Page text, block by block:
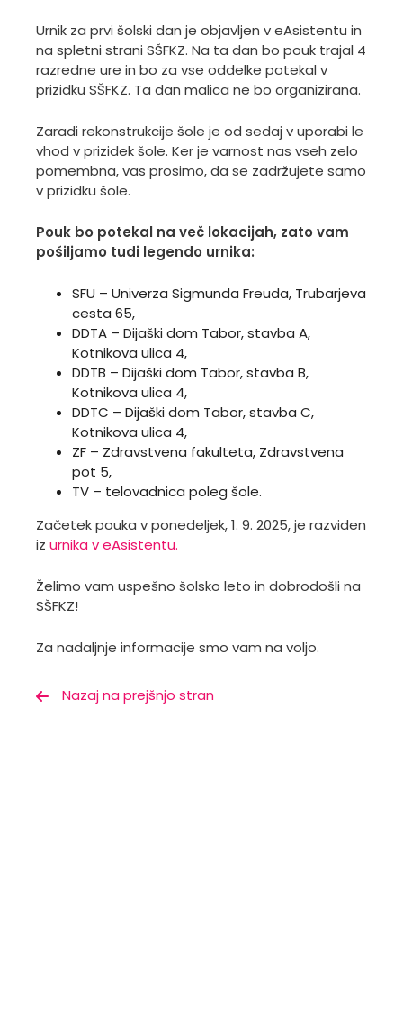
Urnik za prvi šolski dan je objavljen v eAsistentu in
na spletni strani SŠFKZ. Na ta dan bo pouk trajal 4
razredne ure in bo za vse oddelke potekal v
prizidku SŠFKZ. Ta dan malica ne bo organizirana.
Zaradi rekonstrukcije šole je od sedaj v uporabi le
vhod v prizidek šole. Ker je varnost nas vseh zelo
pomembna, vas prosimo, da se zadržujete samo
v prizidku šole.
Pouk bo potekal na več lokacijah, zato vam
pošiljamo tudi legendo urnika:
SFU – Univerza Sigmunda Freuda, Trubarjeva
cesta 65,
DDTA – Dijaški dom Tabor, stavba A,
Kotnikova ulica 4,
DDTB­ – Dijaški dom Tabor, stavba B,
Kotnikova ulica 4,
DDTC – Dijaški dom Tabor, stavba C,
Kotnikova ulica 4,
ZF – Zdravstvena fakulteta, Zdravstvena
pot 5,
TV – telovadnica poleg šole.
Začetek pouka v ponedeljek, 1. 9. 2025, je razviden
iz urnika v eAsistentu.
Želimo vam uspešno šolsko leto in dobrodošli na
SŠFKZ!
Za nadaljnje informacije smo vam na voljo.
Nazaj na prejšnjo stran